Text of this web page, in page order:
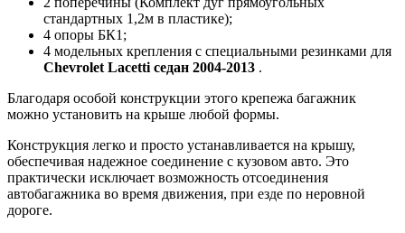
стандартных 1,2м в пластике);
4 опоры БК1;
4 модельных крепления с специальными резинками для
Chevrolet Lacetti седан 2004-2013 .
Благодаря особой конструкции этого крепежа багажник
можно установить на крыше любой формы.
Конструкция легко и просто устанавливается на крышу,
обеспечивая надежное соединение с кузовом авто. Это
практически исключает возможность отсоединения
автобагажника во время движения, при езде по неровной
дороге.